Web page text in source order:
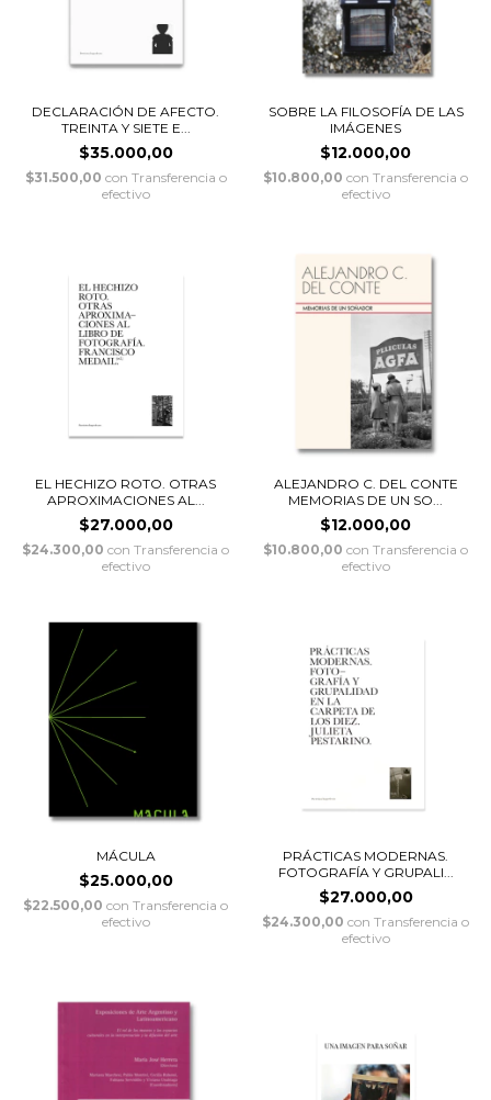
DECLARACIÓN DE AFECTO.
TREINTA Y SIETE E...
$35.000,00
$31.500,00 con Transferencia o
efectivo
SOBRE LA FILOSOFÍA DE LAS
IMÁGENES
$12.000,00
$10.800,00 con Transferencia o
efectivo
EL HECHIZO ROTO. OTRAS
APROXIMACIONES AL...
$27.000,00
$24.300,00 con Transferencia o
efectivo
ALEJANDRO C. DEL CONTE
MEMORIAS DE UN SO...
$12.000,00
$10.800,00 con Transferencia o
efectivo
MÁCULA
$25.000,00
$22.500,00 con Transferencia o
efectivo
PRÁCTICAS MODERNAS.
FOTOGRAFÍA Y GRUPALI...
$27.000,00
$24.300,00 con Transferencia o
efectivo